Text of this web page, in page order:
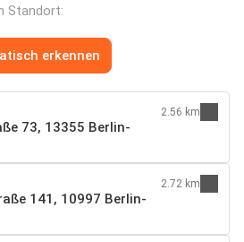
Standort:
erkennen
73, 13355 Berlin-
2.56 km
141, 10997 Berlin-
2.72 km